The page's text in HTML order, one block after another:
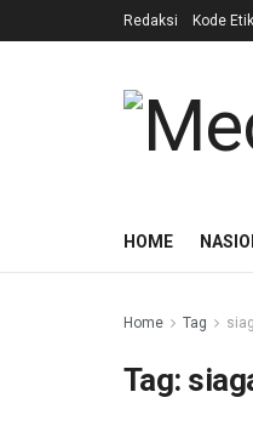
Redaksi Kode Etik
HOME
Home Tag
Tag: